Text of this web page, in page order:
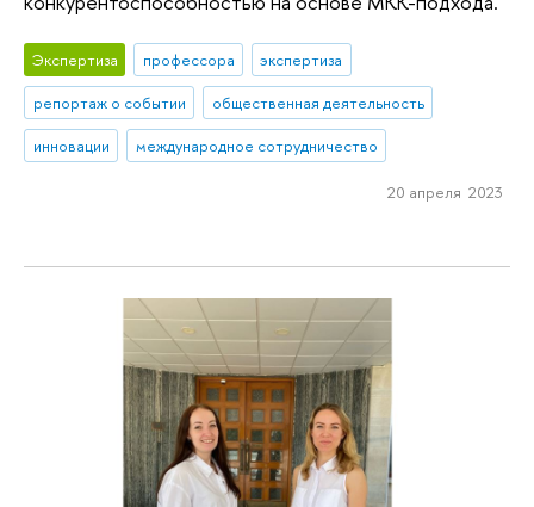
Экспертиза профессора
экспертиза
репортаж о событии
общественная деятельность
инновации
международное сотрудничество
20 апреля 2023